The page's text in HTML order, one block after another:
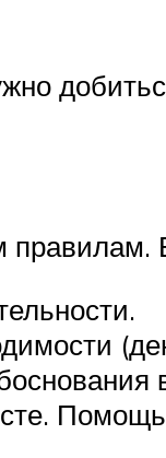
правилам.